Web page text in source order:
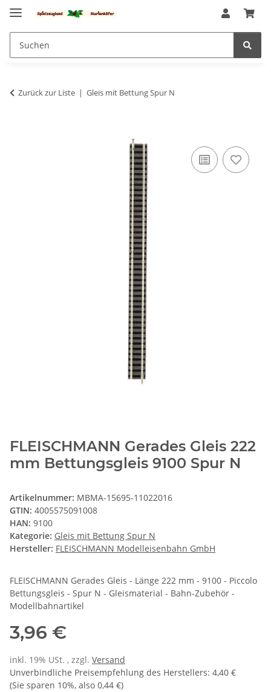
Zurück zur Liste Gleis mit Bettung Spur N
FLEISCHMANN Gerades Gleis 222
mm Bettungsgleis 9100 Spur N
Artikelnummer: MBMA-15695-11022016
GTIN: 4005575091008
HAN: 9100
Kategorie: Gleis mit Bettung Spur N
Hersteller: FLEISCHMANN Modelleisenbahn GmbH
FLEISCHMANN Gerades Gleis - Länge 222 mm - 9100 - Piccolo
Bettungsgleis - Spur N - Gleismaterial - Bahn-Zubehör -
Modellbahnartikel
3,96 €
inkl. 19% USt. , zzgl. Versand
Unverbindliche Preisempfehlung des Herstellers: 4,40 €
(Sie sparen 10%, also 0,44 €)